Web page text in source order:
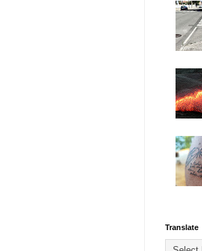
Translate